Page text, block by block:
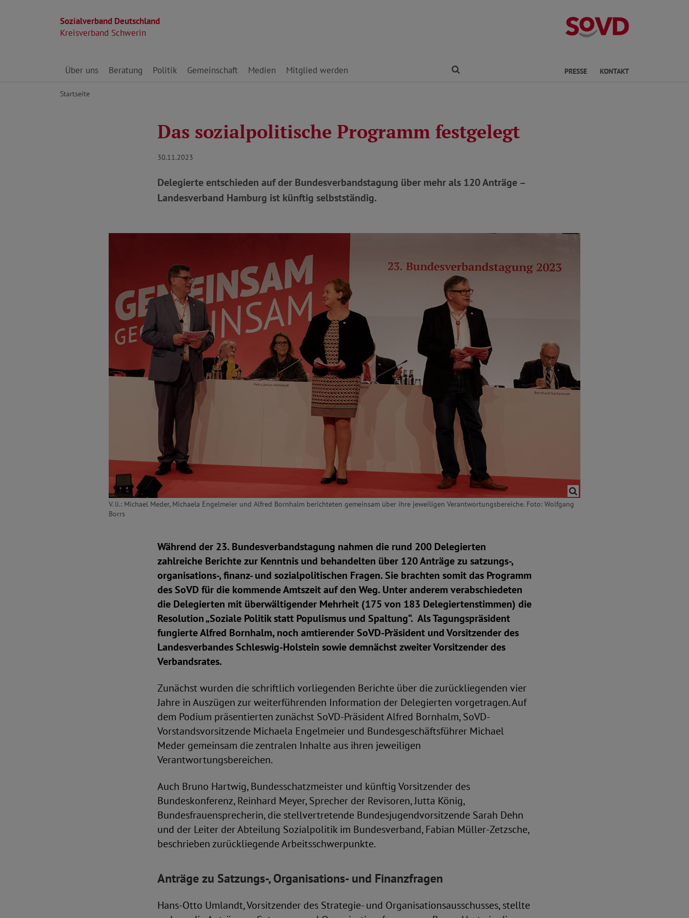
Sozialverband Deutschland
Kreisverband Schwerin
Kreisverband
Direkt zu den Inhalten springen
Über uns Beratung Politik Gemeinschaft Medien Mitglied werden PRESSE KONTAKT
Startseite
Das sozialpolitische Programm festgelegt
30.11.2023
Delegierte entschieden auf der Bundesverbandstagung über mehr als 120 Anträge –
Landesverband Hamburg ist künftig selbstständig.
V. li.: Michael Meder, Michaela Engelmeier und Alfred Bornhalm berichteten gemeinsam über ihre jeweiligen Verantwortungsbereiche. Foto: Wolfgang
Borrs
Während der 23. Bundesverbandstagung nahmen die rund 200 Delegierten
zahlreiche Berichte zur Kenntnis und behandelten über 120 Anträge zu satzungs-,
organisations-, finanz- und sozialpolitischen Fragen. Sie brachten somit das Programm
des SoVD für die kommende Amtszeit auf den Weg. Unter anderem verabschiedeten
die Delegierten mit überwältigender Mehrheit (175 von 183 Delegiertenstimmen) die
Resolution „Soziale Politik statt Populismus und Spaltung“. Als Tagungspräsident
fungierte Alfred Bornhalm, noch amtierender SoVD-Präsident und Vorsitzender des
Landesverbandes Schleswig-Holstein sowie demnächst zweiter Vorsitzender des
Verbandsrates.
Zunächst wurden die schriftlich vorliegenden Berichte über die zurückliegenden vier
Jahre in Auszügen zur weiterführenden Information der Delegierten vorgetragen. Auf
dem Podium präsentierten zunächst SoVD-Präsident Alfred Bornhalm, SoVD-
Vorstandsvorsitzende Michaela Engelmeier und Bundesgeschäftsführer Michael
Meder gemeinsam die zentralen Inhalte aus ihren jeweiligen
Verantwortungsbereichen.
Auch Bruno Hartwig, Bundesschatzmeister und künftig Vorsitzender des
Bundeskonferenz, Reinhard Meyer, Sprecher der Revisoren, Jutta König,
Bundesfrauensprecherin, die stellvertretende Bundesjugendvorsitzende Sarah Dehn
und der Leiter der Abteilung Sozialpolitik im Bundesverband, Fabian Müller-Zetzsche,
beschrieben zurückliegende Arbeitsschwerpunkte.
Anträge zu Satzungs-, Organisations- und Finanzfragen
Hans-Otto Umlandt, Vorsitzender des Strategie- und Organisationsausschusses, stellte